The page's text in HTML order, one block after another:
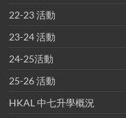
22-23 活動
23-24 活動
24-25活動
25-26 活動
HKAL 中七升學概況